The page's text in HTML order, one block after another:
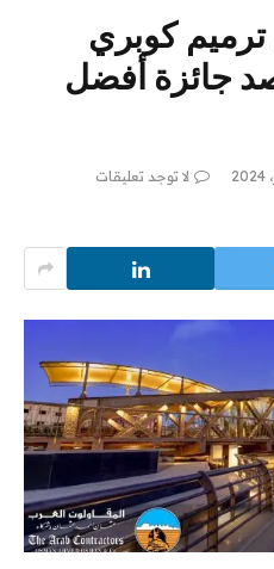
كوبري
جائزة أفضل
لا توجد تعليقات